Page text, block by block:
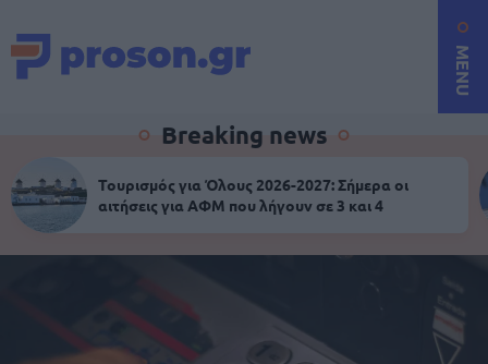
MENU
Breaking news
Τουρισμός για Όλους 2026-2027: Σήμερα οι
αιτήσεις για ΑΦΜ που λήγουν σε 3 και 4